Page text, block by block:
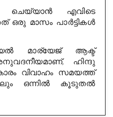
: 15 years
5/5
ചെയ്യാൻ എവിടെ
ഒരു മാസം പാർട്ടികൾ
മാര്യേജ് ആക്ട്
ഹിന്ദു
വിവാഹം സമയത്ത്
ഒന്നിൽ കൂടുതൽ